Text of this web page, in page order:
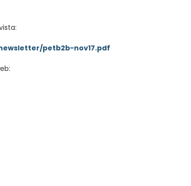
petb2b-nov17.pdf